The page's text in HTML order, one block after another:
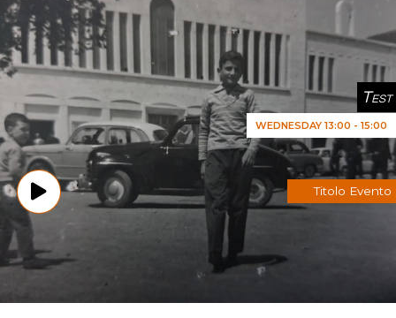
WEDNESDAY 13:00 - 15:00
Test
Titolo Evento